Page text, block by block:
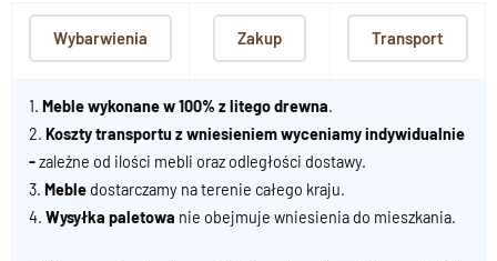
Wybarwienia Zakup Transport
1. Meble wykonane w 100% z litego drewna.
2. Koszty transportu z wniesieniem wyceniamy indywidualnie
-zależne od ilości mebli oraz odległości dostawy.
3. Meble dostarczamy na terenie całego kraju.
4. Wysyłka paletowa nie obejmuje wniesienia do mieszkania.